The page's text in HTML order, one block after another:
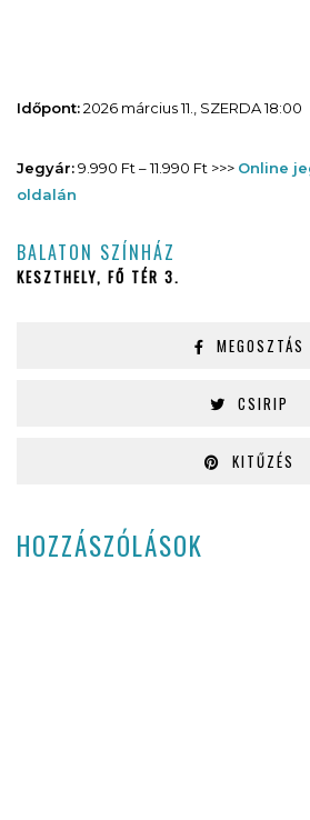
Időpont:2026 március 11., SZERDA 18:00
Jegyár:9.990 Ft – 11.990 Ft >>> Online
oldalán
BALATON SZÍNHÁZ
KESZTHELY, FŐ TÉR 3.
MEGOSZTÁS
CSIRIP
KITŰZÉS
HOZZÁSZÓLÁSOK